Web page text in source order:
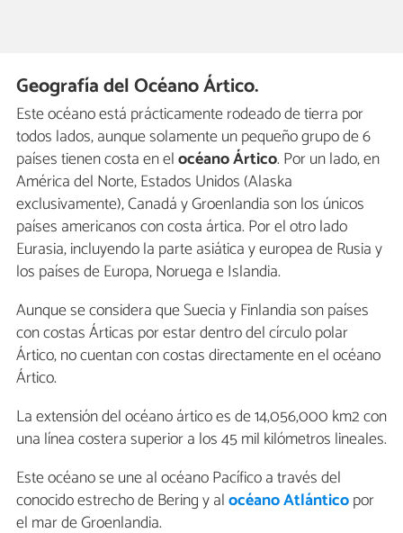
Geografía del Océano Ártico.
Este océano está prácticamente rodeado de tierra por
todos lados, aunque solamente un pequeño grupo de 6
países tienen costa en elocéanoÁrtico. Por un lado, en
América del Norte, Estados Unidos (Alaska
exclusivamente), Canadá y Groenlandia son los únicos
países americanos con costa ártica. Por el otro lado
Eurasia, incluyendo la parte asiática y europea de Rusia y
los países de Europa, Noruega e Islandia.
Aunque se considera que Suecia y Finlandia son países
con costas Árticas por estar dentro del círculo polar
Ártico, no cuentan con costas directamente en el océano
Ártico.
La extensión del océano ártico es de 14,056,000 km2 con
una línea costera superior a los 45 mil kilómetros lineales.
Este océano se une al océano Pacífico a través del
conocido estrecho de Bering y alocéano Atlánticopor
el mar de Groenlandia.